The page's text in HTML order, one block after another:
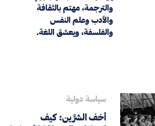
والترجمة، مهتم بالثقافة
والأدب وعلم النفس
والفلسفة، ويعشق اللغة.
سياسة دولية
أخف الشرَّين: كيف